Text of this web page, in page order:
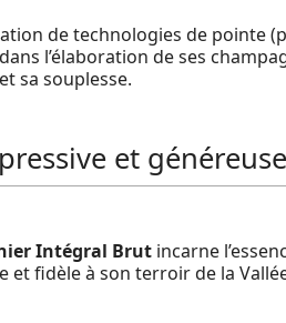
de technologies de pointe
l’élaboration de ses
sa souplesse.
et généreuse
Intégral Brut incarne
et fidèle à son terroir de la